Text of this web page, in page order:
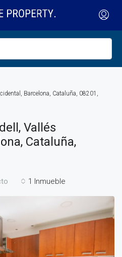
Barcelona, Cataluña, 08201,
Vallés
Cataluña,
1 Inmueble